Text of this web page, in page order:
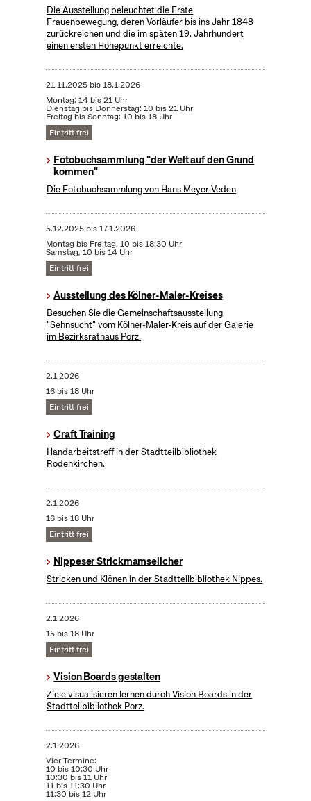
Die Ausstellung beleuchtet die Erste
Frauenbewegung, deren Vorläufer bis ins Jahr 1848
zurückreichen und die im späten 19. Jahrhundert
einen ersten Höhepunkt erreichte.
21.11.2025bis18.1.2026
Montag: 14 bis 21 Uhr
Dienstag bis Donnerstag: 10 bis 21 Uhr
Freitag bis Sonntag: 10 bis 18 Uhr
Eintritt frei
Fotobuchsammlung "der Welt auf den Grund
kommen"
Die Fotobuchsammlung von Hans Meyer-Veden
5.12.2025bis17.1.2026
Montag bis Freitag, 10 bis 18:30 Uhr
Samstag, 10 bis 14 Uhr
Eintritt frei
Ausstellung des Kölner-Maler-Kreises
Besuchen Sie die Gemeinschaftsausstellung
"Sehnsucht" vom Kölner-Maler-Kreis auf der Galerie
im Bezirksrathaus Porz.
2.1.2026
16 bis 18 Uhr
Eintritt frei
Craft Training
Handarbeitstreff in der Stadtteilbibliothek
Rodenkirchen.
2.1.2026
16 bis 18 Uhr
Eintritt frei
Nippeser Strickmamsellcher
Stricken und Klönen in der Stadtteilbibliothek Nippes.
2.1.2026
15 bis 18 Uhr
Eintritt frei
Vision Boards gestalten
Ziele visualisieren lernen durch Vision Boards in der
Stadtteilbibliothek Porz.
2.1.2026
Vier Termine:
10 bis 10:30 Uhr
10:30 bis 11 Uhr
11 bis 11:30 Uhr
11:30 bis 12 Uhr